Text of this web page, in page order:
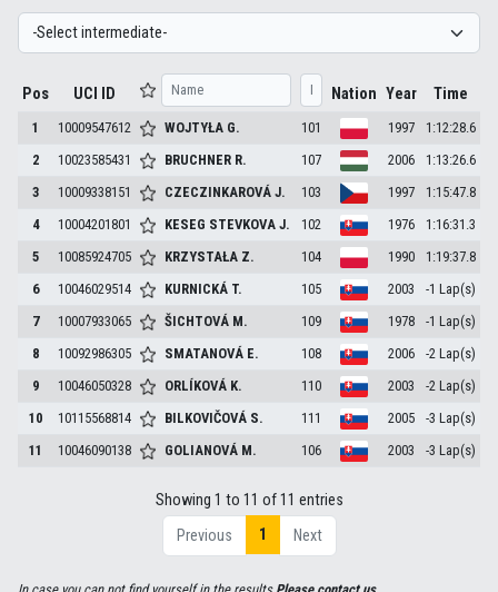
Pos UCI ID Nation Year Time
1 10009547612 WOJTYŁA G. 101 1997
1:12:28.6
2
10023585431 BRUCHNER R. 107 2006
1:13:26.6
3
10009338151 CZECZINKAROVÁJ. 103 1997
1:15:47.8
4
10004201801 KESEG STEVKOVAJ. 102 1976
1:16:31.3
5
10085924705 KRZYSTAŁA Z. 104 1990
1:19:37.8
6
10046029514 KURNICKÁ T. 105 2003
-1 Lap(s)
7
10007933065 ŠICHTOVÁ M. 109 1978
-1 Lap(s)
8
10092986305 SMATANOVÁ E. 108 2006
-2 Lap(s)
9
10046050328 ORLÍKOVÁ K. 110 2003
-2 Lap(s)
10
10115568814 BILKOVIČOVÁ S. 111 2005
-3 Lap(s)
11
10046090138 GOLIANOVÁ M. 106 2003 -3 Lap(s)
Showing 1 to 11 of 11 entries
Previous
1 Next